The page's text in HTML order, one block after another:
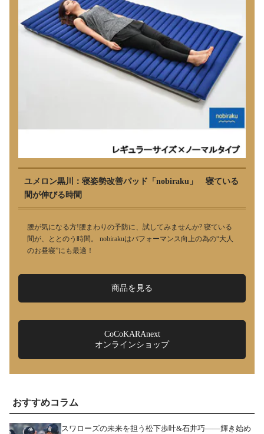
ユメロン黒川：寝姿勢改善パッド「nobiraku」 寝ている
間が伸びる時間
腰が気になる方!腰まわりの予防に、試してみませんか? 寝ている
間が、ととのう時間。 nobirakuはパフォーマンス向上の為の“大人
のお昼寝”にも最適！
商品を見る
CoCoKARAnext
オンラインショップ
おすすめコラム
スワローズの未来を担う松下歩叶&石井巧――輝き始め